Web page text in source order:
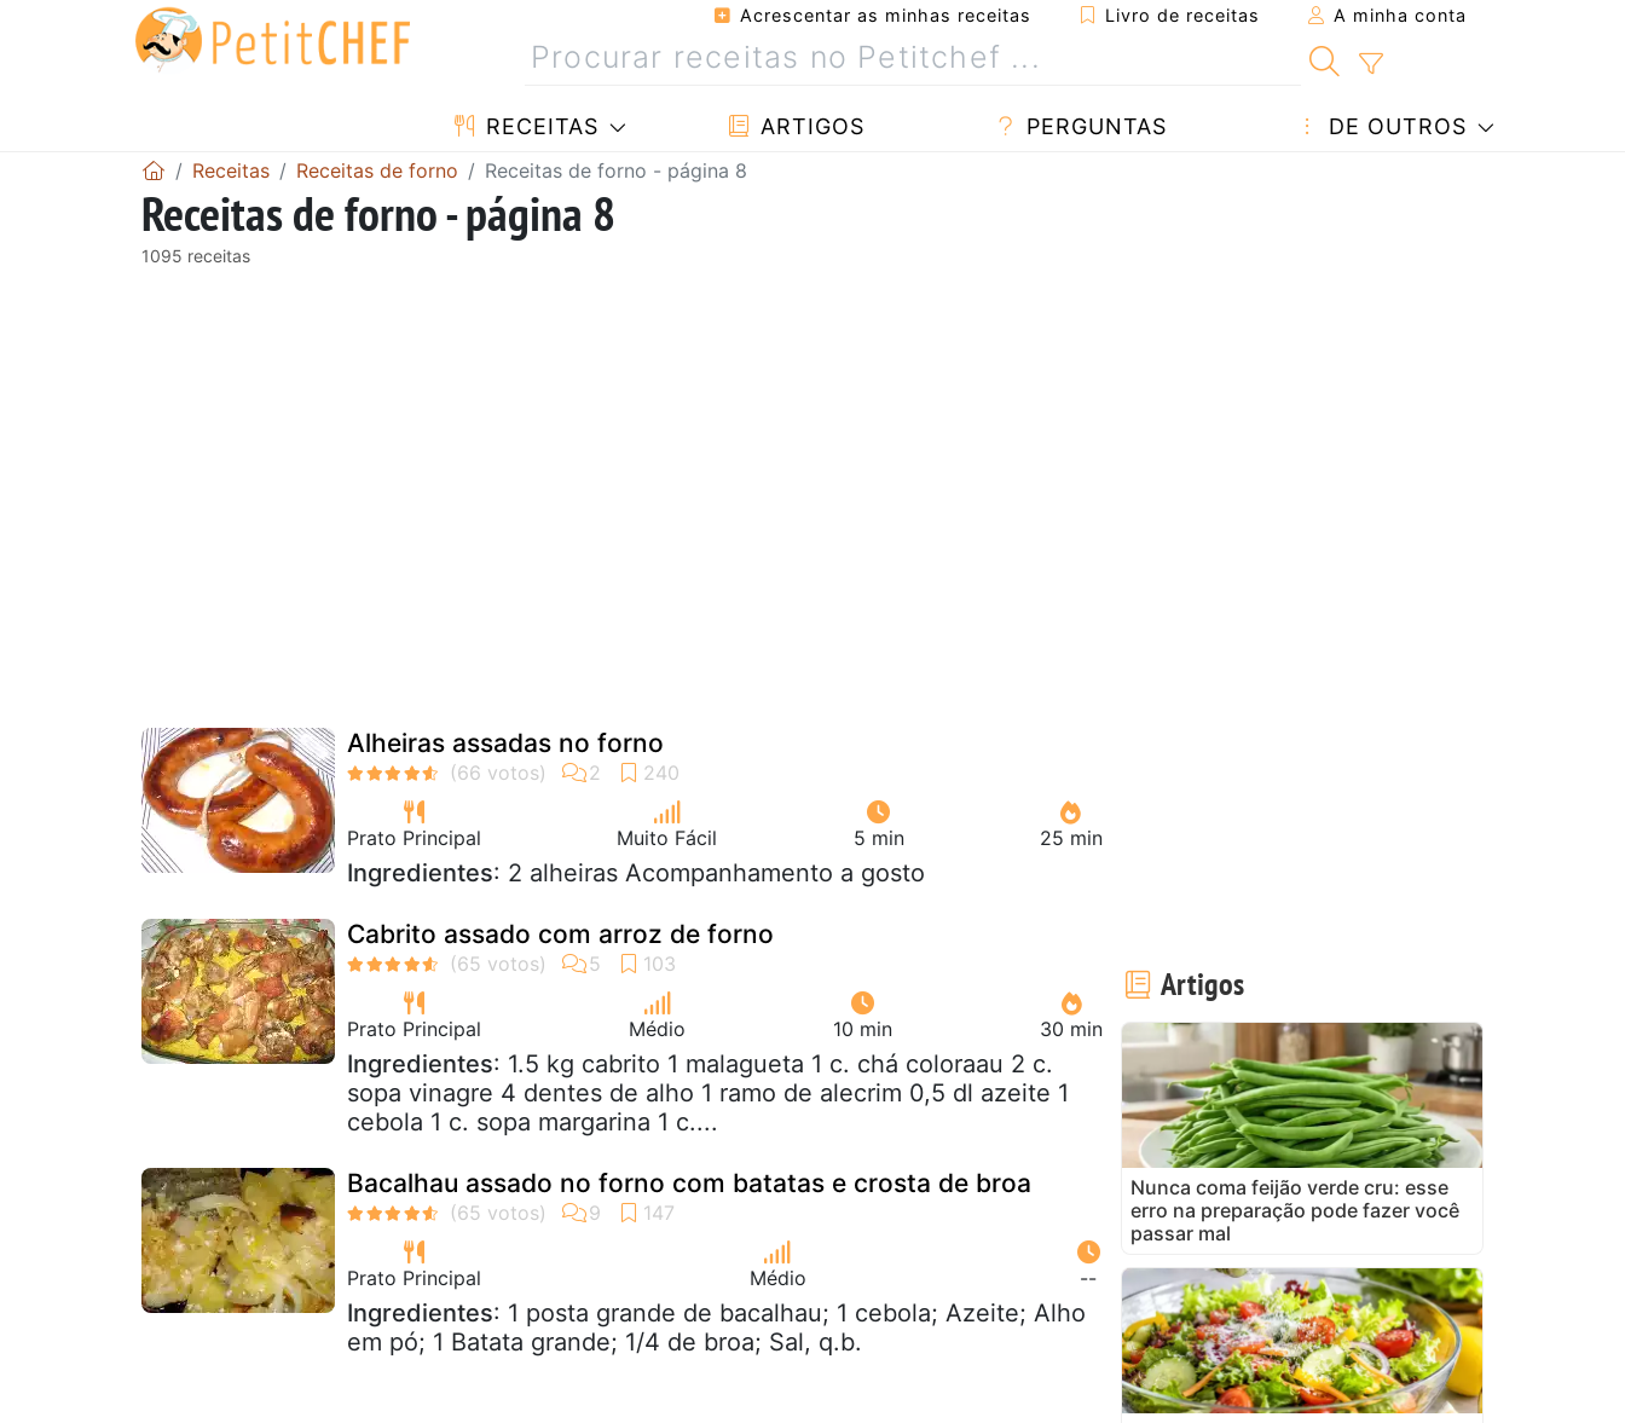
Acrescentar as minhas receitas Livro de receitas A minha conta
RECEITAS ARTIGOS PERGUNTAS DE OUTROS
Receitas Receitas de forno Receitas de forno - página 8
Receitas de forno - página 8
1095 receitas
Alheiras assadas no forno
Prato Principal Muito Fácil 5 min 25 min
Ingredientes: 2 alheiras Acompanhamento a gosto
Cabrito assado com arroz de forno
Prato Principal Médio 10 min 30 min
Ingredientes: 1.5 kg cabrito 1 malagueta 1 c. chá coloraau 2 c.
sopa vinagre 4 dentes de alho 1 ramo de alecrim 0,5 dl azeite 1
cebola 1 c. sopa margarina 1 c....
Bacalhau assado no forno com batatas e crosta de broa
Prato Principal Médio --
Ingredientes: 1 posta grande de bacalhau; 1 cebola; Azeite; Alho
em pó; 1 Batata grande; 1/4 de broa; Sal, q.b.
Artigos
Nunca coma feijão verde cru: esse
erro na preparação pode fazer você
passar mal